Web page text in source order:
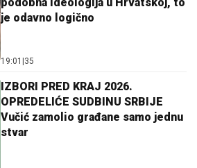
je odavno logično
19:01 35
IZBORI PRED KRAJ 2026.
OPREDELIĆE SUDBINU SRBIJE
Vučić zamolio građane samo jednu
stvar